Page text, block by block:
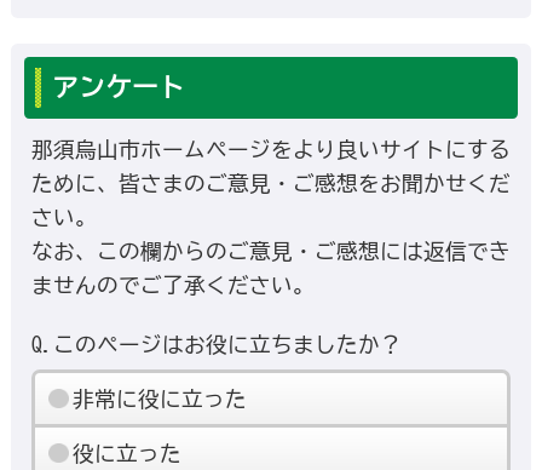
アンケート
那須烏山市ホームページをより良いサイトにする
ために、皆さまのご意見・ご感想をお聞かせくだ
さい。
なお、この欄からのご意見・ご感想には返信でき
ませんのでご了承ください。
Q.このページはお役に立ちましたか？
非常に役に立った
役に立った